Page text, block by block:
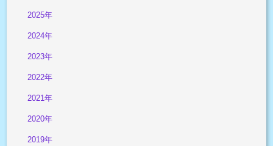
2025年
2024年
2023年
2022年
2021年
2020年
2019年